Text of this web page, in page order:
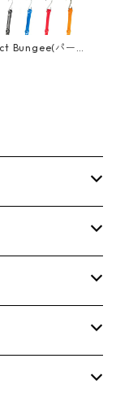
Bungee(パーフ
ー) アジャスタブ
ストラップ [48"/1